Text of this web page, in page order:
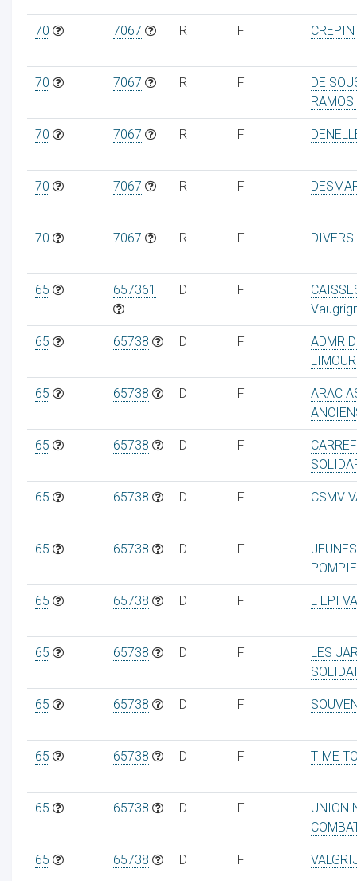
70 7067 R F CREPIN
70 7067 R F
DE
RAMOS
70 7067 R F
70 7067 R F
70 7067 R F
65 657361 D F
65 65738 D F
ADMR
65 65738 D F
ARAC
65 65738 D F
65 65738 D F CSMV
65 65738 D F
65 65738 D F L EPI
65 65738 D F
LES
65 65738 D F
65 65738 D F TIME
65 65738 D F
UNION
65 65738 D F